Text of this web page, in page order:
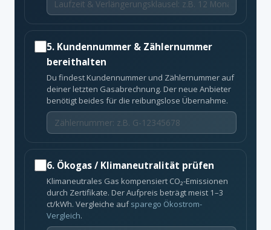
5. Kundennummer & Zählernummer
bereithalten
Du findest Kundennummer und Zählernummer auf
deiner letzten Gasabrechnung. Der neue Anbieter
benötigt beides für die reibungslose Übernahme.
6. Ökogas / Klimaneutralität prüfen
Klimaneutrales Gas kompensiert CO₂-Emissionen
durch Zertifikate. Der Aufpreis beträgt meist 1–3
ct/kWh. Vergleiche aufsparego Ökostrom-
Vergleich.